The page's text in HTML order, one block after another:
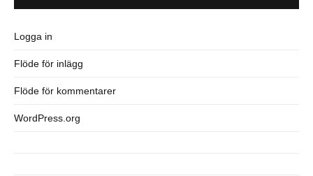
Logga in
Flöde för inlägg
Flöde för kommentarer
WordPress.org